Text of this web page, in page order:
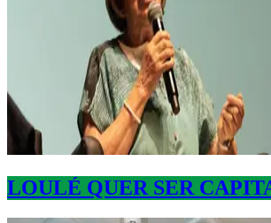
LOULÉ QUER SER